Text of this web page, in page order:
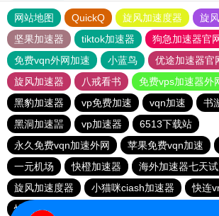
网站地图 QuickQ 旋风加速度器 旋风
坚果加速器
tiktok加速器
狗急加速器官
免费vqn外网加速
小蓝鸟 优途加速器官
旋风加速器
八戒看书
免费vps加速器外
黑豹加速器
vp免费加速 vqn加速
书
黑洞加速噐
vp加速器
6513下载站
永久免费vqn加速外网
苹果免费vqn加速
一元机场
快橙加速器 海外加速器七天试
旋风加速度器
小猫咪ciash加速器
快连
快鸭加速器